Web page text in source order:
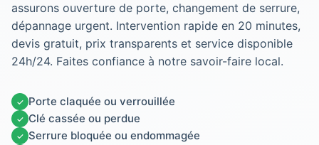
assurons ouverture de porte, changement de serrure,
dépannage urgent. Intervention rapide en 20 minutes,
devis gratuit, prix transparents et service disponible
24h/24. Faites confiance à notre savoir-faire local.
✓ Porte claquée ou verrouillée
✓ Clé cassée ou perdue
✓ Serrure bloquée ou endommagée